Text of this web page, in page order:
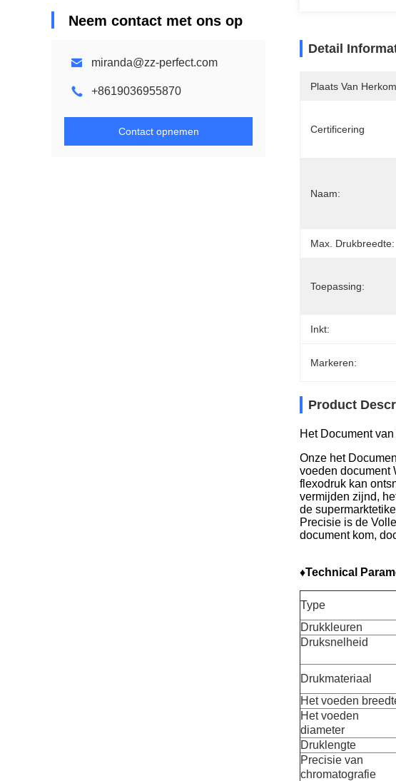
Neem contact met ons op
miranda@zz-perfect.com
+8619036955870
Contact opnemen
Detail
Plaats Van
Certificering
Naam:
Max. Drukbreedte:
Toepassing:
Inkt:
Markeren:
Product
Het Document
Onze het
voeden document
flexodruk kan
vermijden zijnd,
de
Precisie is de
document kom,
♦Technical
Type
Drukkleuren
Druksnelheid
Drukmateriaal
Het voeden
Het voeden
diameter
Druklengte
Precisie van
chromatografie